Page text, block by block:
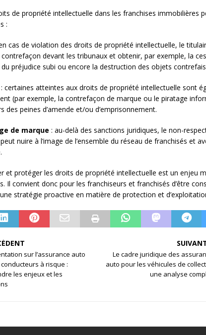
de propriété intellectuelle dans les franchises immobilières
:
cas de violation des droits de propriété intellectuelle, le
devant les tribunaux et obtenir, par exemple, la
préjudice subi ou encore la destruction des objets
: certaines atteintes aux droits de propriété intellectuelle sont
(par exemple, la contrefaçon de marque ou le piratage
des peines d’amende et/ou d’emprisonnement.
de marque : au-delà des sanctions juridiques, le non-
nuire à l’image de l’ensemble du réseau de franchisés et
et protéger les droits de propriété intellectuelle est un enjeu
Il convient donc pour les franchiseurs et franchisés d’être
stratégie proactive en matière de protection et
sur l’assurance auto
à risque :
les enjeux et les
Le cadre juridique des
auto pour les véhicules de
une analyse